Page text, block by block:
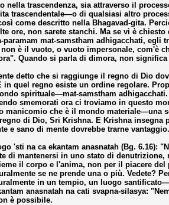
nella trascendenza, sia attraverso il
trascendentale—o di qualsiasi altro
come descritto nella Bhagavad-gita.
ore, non sarete stanchi. Ma se vi è
paramam mat-samstham adhigacchati, egli
è il vuoto, o vuoto impersonale, com'è
Quando si parla di dimora, non
detto che si raggiunge il regno di Dio
in quel regno esiste un ordine regolare.
spirituale—mat-samstham
smemorati ora ci troviamo in questo
manicomio che è il mondo materiale—una
di Dio, Sri Krishna. E Krishna
e sano di mente dovrebbe trarne
'sti na ca ekantam anasnatah (Bg.
di mantenersi in uno stato di
il corpo e l'anima, non per il piacere
se ne prende una o più. Vedete?
in un tempio, un luogo
anasnatah na cati svapna-silasya:
è possibile.